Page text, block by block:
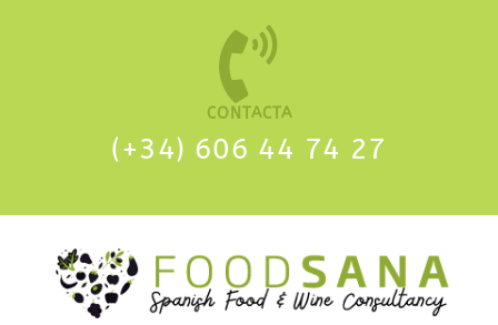
CONTACTA
(+34) 606 44 74 27